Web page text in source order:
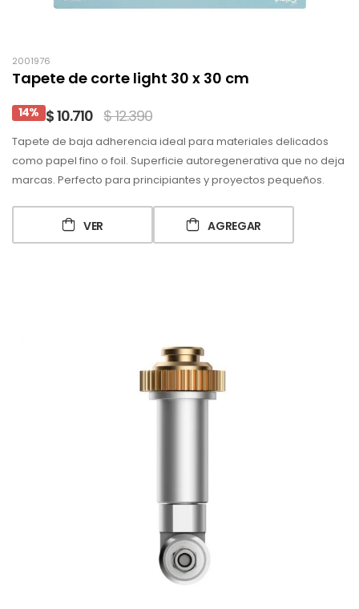
2001976
Tapete de corte light 30 x 30 cm
14% $ 10.710 $ 12.390
Tapete de baja adherencia ideal para materiales delicados
como papel fino o foil. Superficie autoregenerativa que no deja
marcas. Perfecto para principiantes y proyectos pequeños.
VER AGREGAR